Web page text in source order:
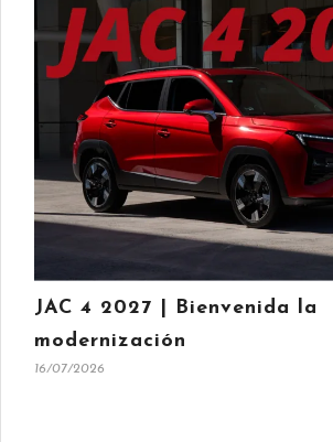
JAC 4 2027 | Bienvenida la
modernización
16/07/2026